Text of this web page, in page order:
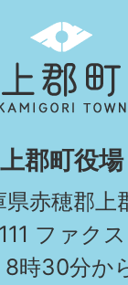
郡
KAMIGORI
上郡町役場
赤穂郡上
ファク
8時30分か